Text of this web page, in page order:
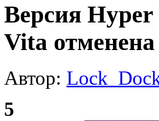
Версия
Vita отменена
Автор:
5